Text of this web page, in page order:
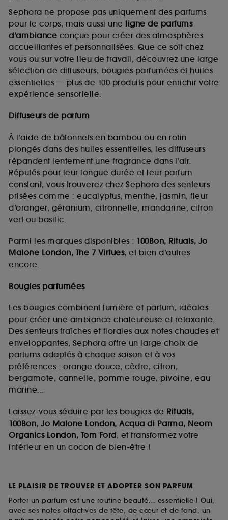
Sephora ne propose pas uniquement des parfums
pour le corps, mais aussi une ligne de parfums
d’ambiance conçue pour créer des atmosphères
accueillantes et personnalisées. Que ce soit chez
vous ou sur votre lieu de travail, découvrez une large
sélection de diffuseurs, bougies parfumées et huiles
essentielles — plus de 100 produits pour enrichir votre
expérience sensorielle.
Diffuseurs de parfum
À l’aide de bâtonnets en bambou ou en rotin
plongés dans des huiles essentielles, les diffuseurs
répandent lentement une fragrance dans l’air.
Réputés pour leur longue durée et leur parfum
constant, vous trouverez chez Sephora des senteurs
prisées comme : eucalyptus, menthe, jasmin, fleur
d’oranger, géranium, citronnelle, mandarine, citron
vert ou basilic.
Parmi les marques disponibles : 100Bon, Rituals, Jo
Malone London, The 7 Virtues, et bien d’autres
encore.
Bougies parfumées
Les bougies combinent lumière et parfum, idéales
pour créer une ambiance chaleureuse et relaxante.
Des senteurs fraîches et florales aux notes chaudes et
enveloppantes, Sephora offre un large choix de
parfums adaptés à chaque saison et à vos
préférences : orange douce, cèdre, citron,
bergamote, cannelle, pomme rouge, pivoine, eau
marine...
Laissez-vous séduire par les bougies de Rituals,
100Bon, Jo Malone London, Acqua di Parma, Neom
Organics London, Tom Ford, et transformez votre
intérieur en un cocon de bien-être !
LE PLAISIR DE TROUVER ET ADOPTER SON PARFUM
Porter un parfum est une routine beauté... essentielle ! Oui,
avec ses notes olfactives de tête, de cœur et de fond, un